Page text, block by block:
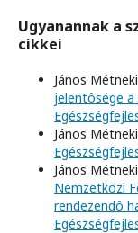
Ugyanannak a
cikkei
János
jelentôsége a
János
János
Nemzetközi
rendezendô